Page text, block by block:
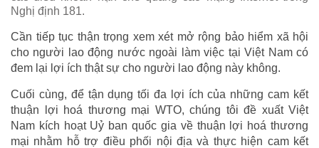
Nghị định 181.
Cần tiếp tục thận trọng xem xét mở rộng bảo hiểm xã hội
cho người lao động nước ngoài làm việc tại Việt Nam có
đem lại lợi ích thật sự cho người lao động này không.
Cuối cùng, để tận dụng tối đa lợi ích của những cam kết
thuận lợi hoá thương mại WTO, chúng tôi đề xuất Việt
Nam kích hoạt Uỷ ban quốc gia về thuận lợi hoá thương
mại nhằm hỗ trợ điều phối nội địa và thực hiện cam kết